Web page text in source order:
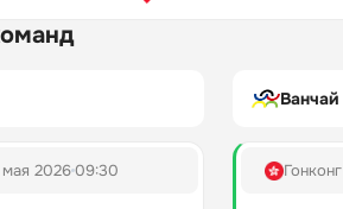
202609:30